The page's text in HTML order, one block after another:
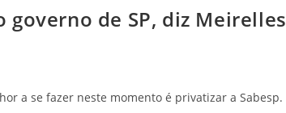
governo de SP, diz Meirelles
a se fazer neste momento é privatizar a Sabesp.